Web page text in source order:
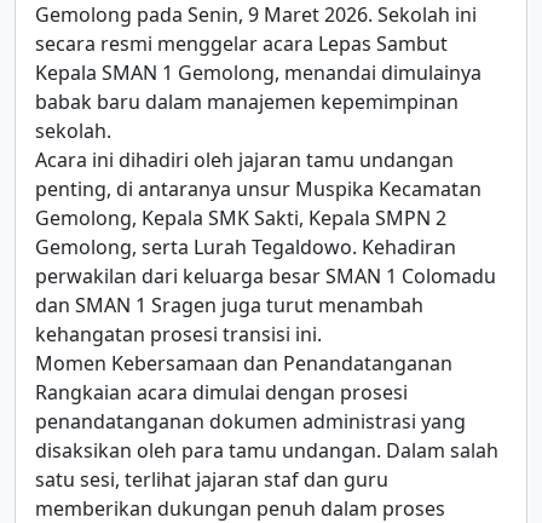
Gemolong pada Senin, 9 Maret 2026. Sekolah ini
secara resmi menggelar acara Lepas Sambut
Kepala SMAN 1 Gemolong, menandai dimulainya
babak baru dalam manajemen kepemimpinan
sekolah.
Acara ini dihadiri oleh jajaran tamu undangan
penting, di antaranya unsur Muspika Kecamatan
Gemolong, Kepala SMK Sakti, Kepala SMPN 2
Gemolong, serta Lurah Tegaldowo. Kehadiran
perwakilan dari keluarga besar SMAN 1 Colomadu
dan SMAN 1 Sragen juga turut menambah
kehangatan prosesi transisi ini.
Momen Kebersamaan dan Penandatanganan
Rangkaian acara dimulai dengan prosesi
penandatanganan dokumen administrasi yang
disaksikan oleh para tamu undangan. Dalam salah
satu sesi, terlihat jajaran staf dan guru
memberikan dukungan penuh dalam proses